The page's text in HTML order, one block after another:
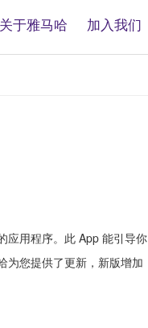
关于雅马哈 加入我们
应用程序。此 App 能引导你
为您提供了更新，新版增加